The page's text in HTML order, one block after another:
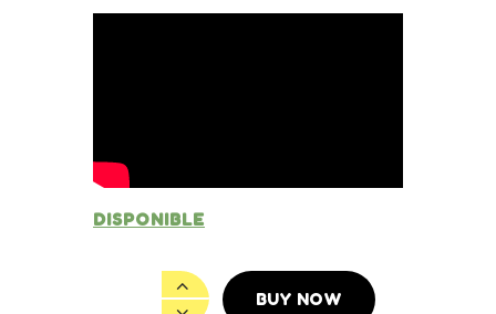
DISPONIBLE
BUY NOW